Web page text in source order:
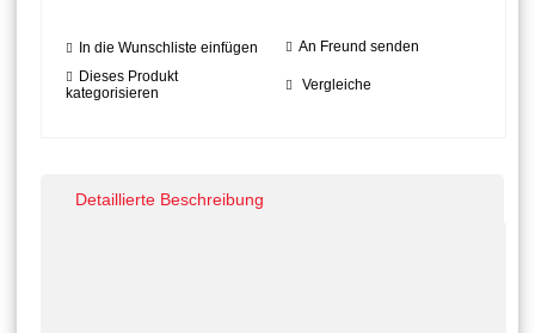
In die Wunschliste einfügen
An Freund senden
Dieses Produkt
kategorisieren
Vergleiche
Detaillierte Beschreibung